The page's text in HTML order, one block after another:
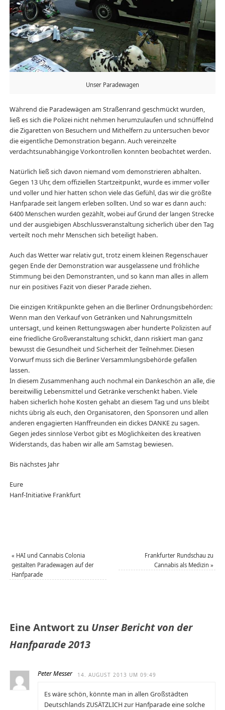
Unser Paradewagen
Während die Paradewägen am Straßenrand geschmückt wurden,
ließ es sich die Polizei nicht nehmen herumzulaufen und schnüffelnd
die Zigaretten von Besuchern und Mithelfern zu untersuchen bevor
die eigentliche Demonstration begann. Auch vereinzelte
verdachtsunabhängige Vorkontrollen konnten beobachtet werden.
Natürlich ließ sich davon niemand vom demonstrieren abhalten.
Gegen 13 Uhr, dem offiziellen Startzeitpunkt, wurde es immer voller
und voller und hier hatten schon viele das Gefühl, das wir die größte
Hanfparade seit langem erleben sollten. Und so war es dann auch:
6400 Menschen wurden gezählt, wobei auf Grund der langen Strecke
und der ausgiebigen Abschlussveranstaltung sicherlich über den Tag
verteilt noch mehr Menschen sich beteiligt haben.
Auch das Wetter war relativ gut, trotz einem kleinen Regenschauer
gegen Ende der Demonstration war ausgelassene und fröhliche
Stimmung bei den Demonstranten, und so kann man alles in allem
nur ein positives Fazit von dieser Parade ziehen.
Die einzigen Kritikpunkte gehen an die Berliner Ordnungsbehörden:
Wenn man den Verkauf von Getränken und Nahrungsmitteln
untersagt, und keinen Rettungswagen aber hunderte Polizisten auf
eine friedliche Großveranstaltung schickt, dann riskiert man ganz
bewusst die Gesundheit und Sicherheit der Teilnehmer. Diesen
Vorwurf muss sich die Berliner Versammlungsbehörde gefallen
lassen.
In diesem Zusammenhang auch nochmal ein Dankeschön an alle, die
bereitwillig Lebensmittel und Getränke verschenkt haben. Viele
haben sicherlich hohe Kosten gehabt an diesem Tag und uns bleibt
nichts übrig als euch, den Organisatoren, den Sponsoren und allen
anderen engagierten Hanffreunden ein dickes DANKE zu sagen.
Gegen jedes sinnlose Verbot gibt es Möglichkeiten des kreativen
Widerstands, das haben wir alle am Samstag bewiesen.
Bis nächstes Jahr
Eure
Hanf-Initiative Frankfurt
« HAI und Cannabis Colonia
gestalten Paradewagen auf der
Hanfparade
Frankfurter Rundschau zu
Cannabis als Medizin»
Eine Antwort zu Unser Bericht von der
Hanfparade 2013
Peter Messer 14. AUGUST 2013 UM 09:49
Es wäre schön, könnte man in allen Großstädten
Deutschlands ZUSÄTZLICH zur Hanfparade eine solche